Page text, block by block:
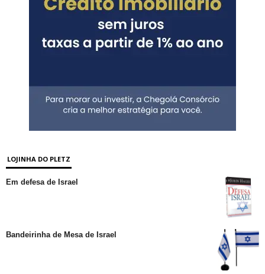
LOJINHA DO PLETZ
Em defesa de Israel
Bandeirinha de Mesa de Israel